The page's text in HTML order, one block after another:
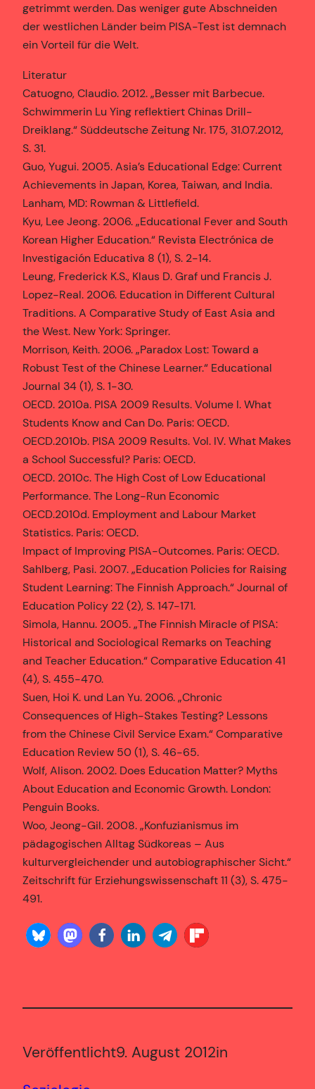
getrimmt werden. Das weniger gute Abschneiden
der westlichen Länder beim PISA-Test ist demnach
ein Vorteil für die Welt.
Literatur
Catuogno, Claudio. 2012. „Besser mit Barbecue.
Schwimmerin Lu Ying reflektiert Chinas Drill-
Dreiklang.“ Süddeutsche Zeitung Nr. 175, 31.07.2012,
S. 31.
Guo, Yugui. 2005. Asia’s Educational Edge: Current
Achievements in Japan, Korea, Taiwan, and India.
Lanham, MD: Rowman & Littlefield.
Kyu, Lee Jeong. 2006. „Educational Fever and South
Korean Higher Education.“ Revista Electrónica de
Investigación Educativa 8 (1), S. 2-14.
Leung, Frederick K.S., Klaus D. Graf und Francis J.
Lopez-Real. 2006. Education in Different Cultural
Traditions. A Comparative Study of East Asia and
the West. New York: Springer.
Morrison, Keith. 2006. „Paradox Lost: Toward a
Robust Test of the Chinese Learner.“ Educational
Journal 34 (1), S. 1-30.
OECD. 2010a. PISA 2009 Results. Volume I. What
Students Know and Can Do. Paris: OECD.
OECD.2010b. PISA 2009 Results. Vol. IV. What Makes
a School Successful? Paris: OECD.
OECD. 2010c. The High Cost of Low Educational
Performance. The Long-Run Economic
OECD.2010d. Employment and Labour Market
Statistics. Paris: OECD.
Impact of Improving PISA-Outcomes. Paris: OECD.
Sahlberg, Pasi. 2007. „Education Policies for Raising
Student Learning: The Finnish Approach.“ Journal of
Education Policy 22 (2), S. 147-171.
Simola, Hannu. 2005. „The Finnish Miracle of PISA:
Historical and Sociological Remarks on Teaching
and Teacher Education.“ Comparative Education 41
(4), S. 455-470.
Suen, Hoi K. und Lan Yu. 2006. „Chronic
Consequences of High-Stakes Testing? Lessons
from the Chinese Civil Service Exam.“ Comparative
Education Review 50 (1), S. 46-65.
Wolf, Alison. 2002. Does Education Matter? Myths
About Education and Economic Growth. London:
Penguin Books.
Woo, Jeong-Gil. 2008. „Konfuzianismus im
pädagogischen Alltag Südkoreas – Aus
kulturvergleichender und autobiographischer Sicht.“
Zeitschrift für Erziehungswissenschaft 11 (3), S. 475-
491.
Veröffentlicht9. August 2012in